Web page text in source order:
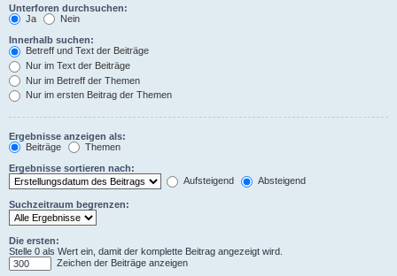
Unterforen durchsuchen:
Ja
Nein
Innerhalb suchen:
Betreff und Text der Beiträge
Nur im Text der Beiträge
Nur im Betreff der Themen
Nur im ersten Beitrag der Themen
Ergebnisse anzeigen als:
Beiträge
Themen
Ergebnisse sortieren nach:
Aufsteigend
Absteigend
Suchzeitraum begrenzen:
Die ersten:
Stelle 0 als Wert ein, damit der komplette Beitrag angezeigt wird.
Zeichen der Beiträge anzeigen